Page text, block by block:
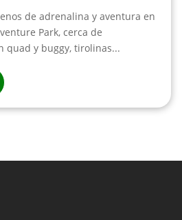
de adrenalina y aventura en
Park, cerca de
quad y buggy, tirolinas...